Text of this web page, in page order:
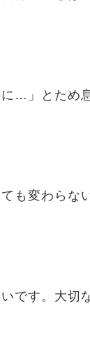
…」とため
も変わらな
です。大切